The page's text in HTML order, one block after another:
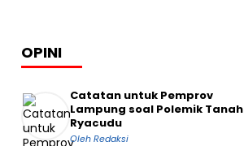
OPINI
Catatan untuk Pemprov
Lampung soal Polemik Tanah
Ryacudu
Oleh Redaksi